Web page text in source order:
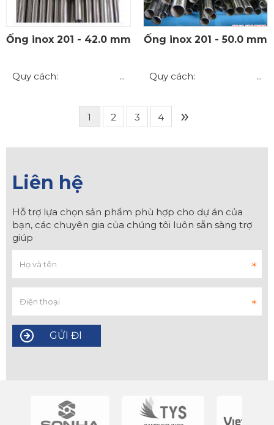
Ống inox 201 - 42.0 mm
Quy cách: ...
Ống inox 201 - 50.0 mm
Quy cách: ...
1 2 3 4 »
Liên hệ
Hỗ trợ lựa chọn sản phẩm phù hợp cho dự án của
bạn, các chuyên gia của chúng tôi luôn sẵn sàng trợ
giúp